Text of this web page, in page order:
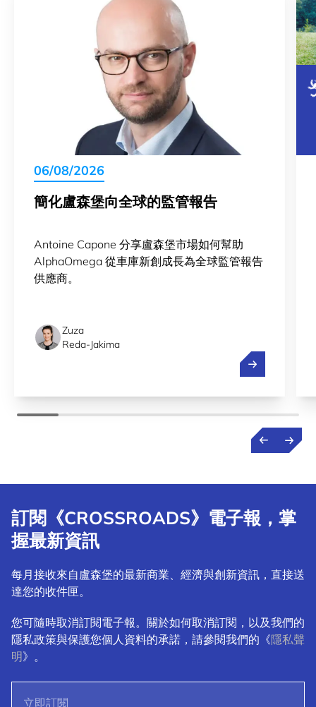
06/08/2026
簡化盧森堡向全球的監管報告
Antoine Capone 分享盧森堡市場如何幫助
AlphaOmega 從車庫新創成長為全球監管報告
供應商。
Zuza
Reda-Jakima
簡化盧森堡向
訂閱《CROSSROADS》電子報，掌
握最新資訊
每月接收來自盧森堡的最新商業、經濟與創新資訊，直接送
達您的收件匣。
您可隨時取消訂閱電子報。關於如何取消訂閱，以及我們的
隱私政策與保護您個人資料的承諾，請參閱我們的《隱私聲
明》。